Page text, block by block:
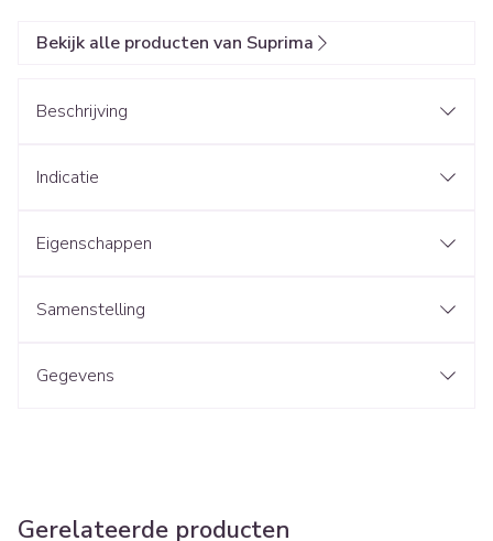
Bekijk alle producten van Suprima
Beschrijving
Indicatie
Eigenschappen
Samenstelling
Gegevens
Gerelateerde producten